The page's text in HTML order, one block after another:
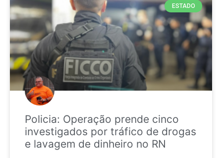
ESTADO
Policia: Operação prende cinco
investigados por tráfico de drogas
e lavagem de dinheiro no RN